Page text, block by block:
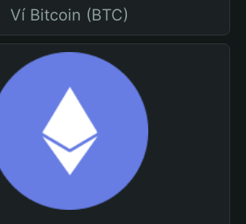
Ví Bitcoin (BTC)